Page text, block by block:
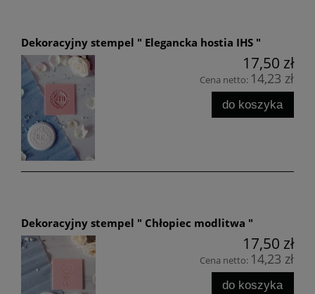
Dekoracyjny stempel " Elegancka hostia IHS "
17,50 zł
Cena netto: 14,23 zł
do koszyka
Dekoracyjny stempel " Chłopiec modlitwa "
17,50 zł
Cena netto: 14,23 zł
do koszyka